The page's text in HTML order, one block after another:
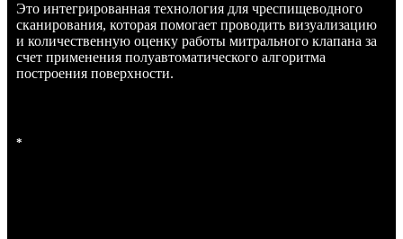
Это интегрированная технология для чреспищеводного
сканирования, которая помогает проводить визуализацию
и количественную оценку работы митрального клапана за
счет применения полуавтоматического алгоритма
построения поверхности.
*